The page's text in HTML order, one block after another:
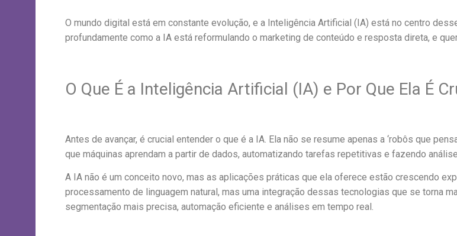
O mundo digital está em constante evolução, e a Inteligência Artificial (IA) está no centro
profundamente como a IA está reformulando o marketing de conteúdo e resposta direta, e
O Que É a Inteligência Artificial (IA) e Por Que Ela É
Antes de avançar, é crucial entender o que é a IA. Ela não se resume apenas a ‘robôs que
que máquinas aprendam a partir de dados, automatizando tarefas repetitivas e fazendo
A IA não é um conceito novo, mas as aplicações práticas que ela oferece estão crescendo
processamento de linguagem natural, mas uma integração dessas tecnologias que se torna
segmentação mais precisa, automação eficiente e análises em tempo real.